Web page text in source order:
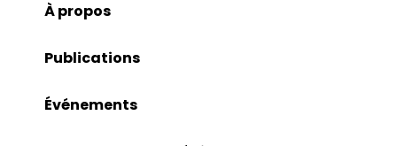
À propos
Publications
Événements